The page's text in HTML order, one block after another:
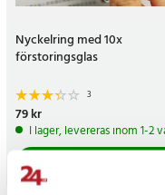
Nyckelring med 10x
förstoringsglas
3
Pris:
79 kr
I lager, levereras inom 1-2